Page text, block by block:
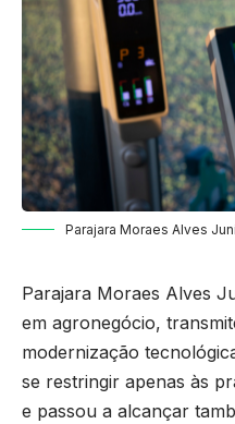
Parajara Moraes Alves
Parajara Moraes Alves
em agronegócio,
modernização
se restringir apenas às
e passou a alcançar